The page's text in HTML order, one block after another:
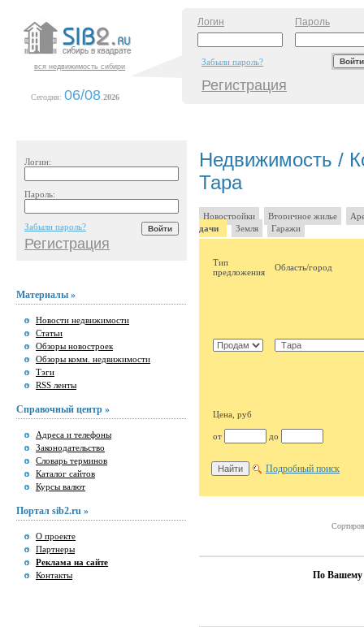
вся недвижимость сибири
Сегодня: 06/08 2026
Логин Пароль
Забыли пароль?
Регистрация
Логин:
Пароль:
Забыли пароль?
Регистрация
Материалы »
Новости недвижимости
Статьи
Обзоры новостроек
Обзоры комм. недвижимости
Тэги
RSS ленты
Справочный центр »
Адреса и телефоны
Законодательство
Словарь терминов
Каталог сайтов
Курсы валют
Портал sib2.ru »
О проекте
Партнеры
Реклама на сайте
Контакты
Недвижимость /
Тара
Новостройки Вторичное жилье
дачи
Земля Гаражи
Тип
предложения
Область/город
Цена, руб
от до
Подробный поиск
По Вашему